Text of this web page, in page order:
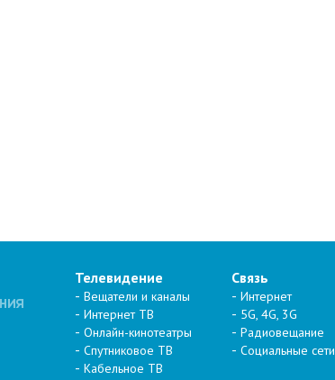
Телевидение
Вещатели и каналы
Интернет ТВ
Онлайн-кинотеатры
Спутниковое ТВ
Кабельное ТВ
Связь
Интернет
5G, 4G, 3G
Радиовещание
Социальные сети